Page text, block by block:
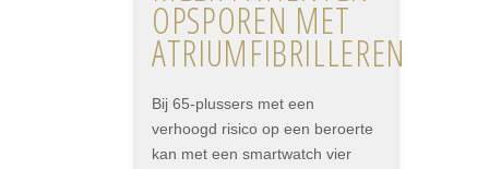
OPSPOREN MET
ATRIUMFIBRILLEREN
Bij 65-plussers met een
verhoogd risico op een beroerte
kan met een smartwatch vier